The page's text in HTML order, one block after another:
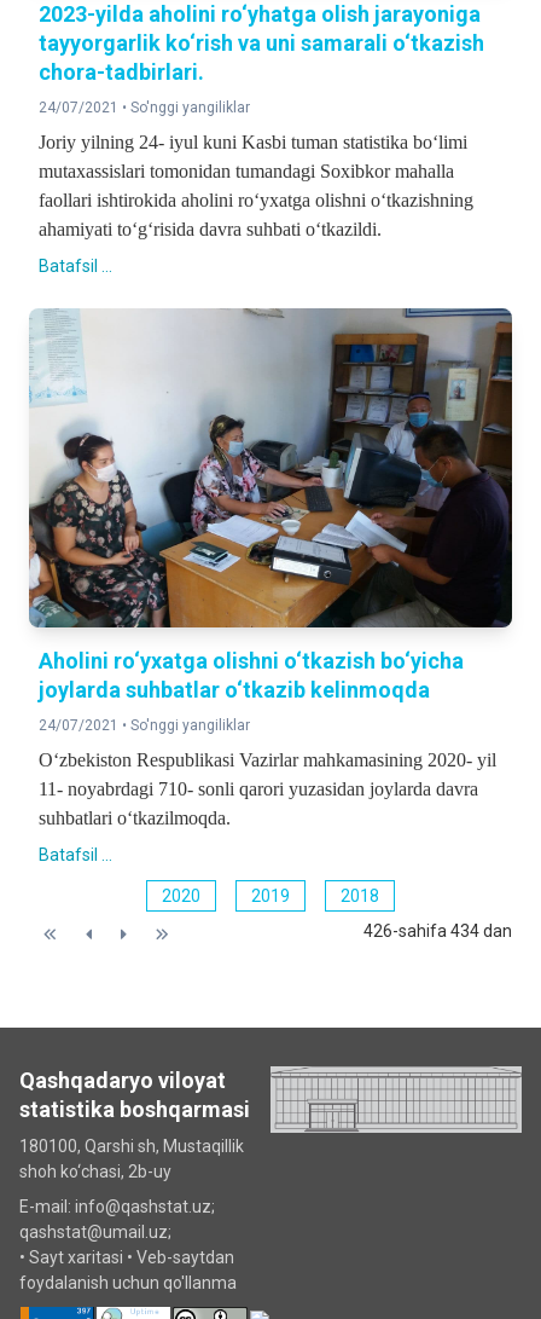
2023-yilda aholini ro‘yhatga olish jarayoniga
tayyorgarlik ko‘rish va uni samarali o‘tkazish
chora-tadbirlari.
24/07/2021 • So'nggi yangiliklar
Joriy yilning 24- iyul kuni Kasbi tuman statistika bo‘limi
mutaxassislari tomonidan tumandagi Soxibkor mahalla
faollari ishtirokida aholini ro‘yxatga olishni o‘tkazishning
ahamiyati to‘g‘risida davra suhbati o‘tkazildi.
Batafsil ...
Aholini ro‘yxatga olishni o‘tkazish bo‘yicha
joylarda suhbatlar o‘tkazib kelinmoqda
24/07/2021 • So'nggi yangiliklar
O‘zbekiston Respublikasi Vazirlar mahkamasining 2020- yil
11- noyabrdagi 710- sonli qarori yuzasidan joylarda davra
suhbatlari o‘tkazilmoqda.
Batafsil ...
426-sahifa 434 dan
2020 2019 2018
Qashqadaryo viloyat
statistika boshqarmasi
180100, Qarshi sh, Mustаqillik
shoh ko‘chаsi, 2b-uy
E-mail: info@qashstat.uz;
qashstat@umail.uz;
• Sayt xaritasi • Veb-saytdan
foydalanish uchun qo'llanma